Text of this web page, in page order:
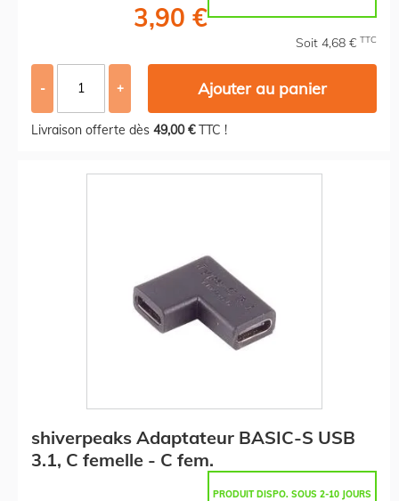
3,90 €
Soit 4,68 € TTC
- + Ajouter au panier
Livraison offerte dès 49,00 €TTC !
shiverpeaks Adaptateur BASIC-S USB
3.1, C femelle - C fem.
PRODUIT DISPO. SOUS 2-10 JOURS